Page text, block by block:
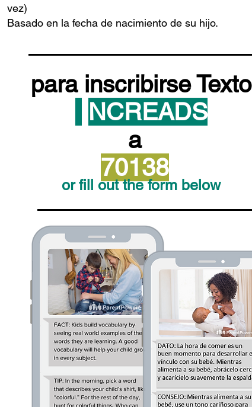
vez)
Basado en la fecha de nacimiento de su hijo.
para inscribirse Texto
NCREADS
a
70138
or fill out the form below